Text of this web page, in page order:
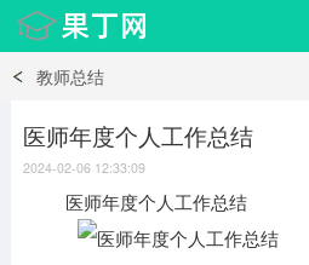
教师总结
医师年度个人工作总结
2024-02-06 12:33:09
医师年度个人工作总结